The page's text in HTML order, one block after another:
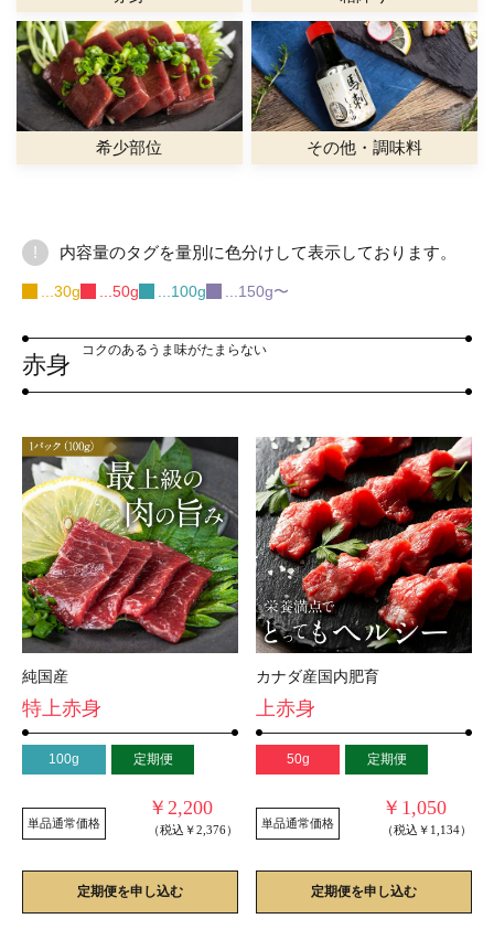
希少部位 その他・調味料
! 内容量のタグを量別に色分けして表示しております。
...30g ...50g ...100g ...150g〜
赤身
コクのあるうま味がたまらない
純国産
特上赤身
100g 定期便
￥2,200
（税込￥2,376）
単品通常価格
定期便を申し込む
カナダ産国内肥育
上赤身
50g 定期便
￥1,050
（税込￥1,134）
単品通常価格
定期便を申し込む